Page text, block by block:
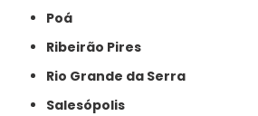
Poá
Ribeirão Pires
Rio Grande da Serra
Salesópolis